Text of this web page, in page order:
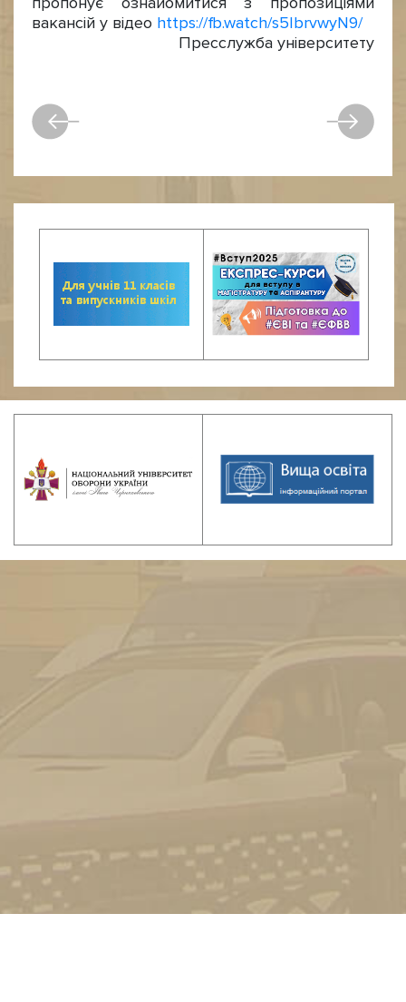
вакансій у відео https://fb.watch/s5IbrvwyN9/
Пресслужба університету